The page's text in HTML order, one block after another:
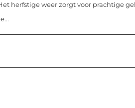
herfstige weer zorgt voor prachtige